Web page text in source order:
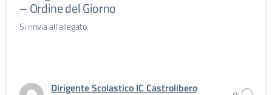
– Ordine del Giorno
Si rinvia all'allegato
Dirigente Scolastico IC Castrolibero